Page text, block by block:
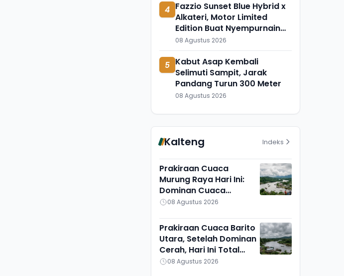
4 Fazzio Sunset Blue Hybrid x
Alkateri, Motor Limited
Edition Buat Nyempurnain
Look Retro-Future Lo
08 Agustus 2026
5 Kabut Asap Kembali
Selimuti Sampit, Jarak
Pandang Turun 300 Meter
08 Agustus 2026
Kalteng Indeks
Prakiraan Cuaca
Murung Raya Hari Ini:
Dominan Cuaca
Berawan, Suhu Udara
08 Agustus 2026
Prakiraan Cuaca Barito
Utara, Setelah Dominan
Cerah, Hari Ini Total
Berawan, Suhu Udara
08 Agustus 2026